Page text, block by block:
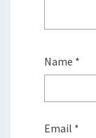
Name *
Email *